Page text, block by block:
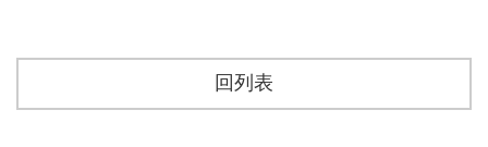
回列表